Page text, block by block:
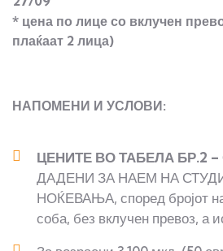
* цена по лице со вклучен
плаќаат 2 лица)
НАПОМЕНИ И УСЛОВИ:
ЦЕНИТЕ ВО ТАБЕЛА БР.2
ДАДЕНИ ЗА НАЕМ НА
НОЌЕВАЊА, според бројот на
соба, без вклучен превоз, а